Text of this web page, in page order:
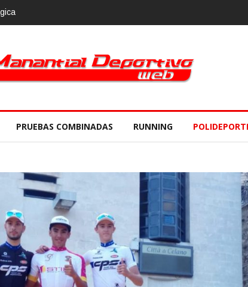
PRUEBAS COMBINADAS RUNNING